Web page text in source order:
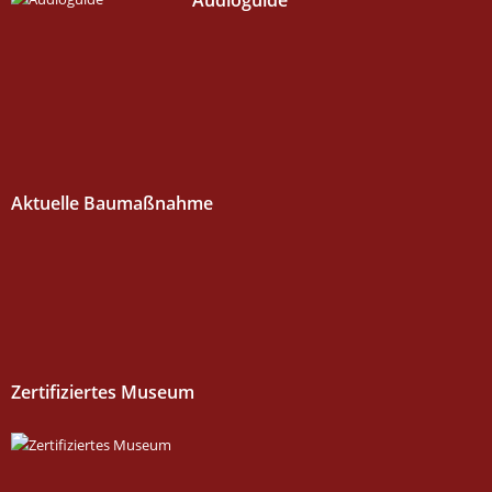
Aktuelle Baumaßnahme
Zertifiziertes Museum